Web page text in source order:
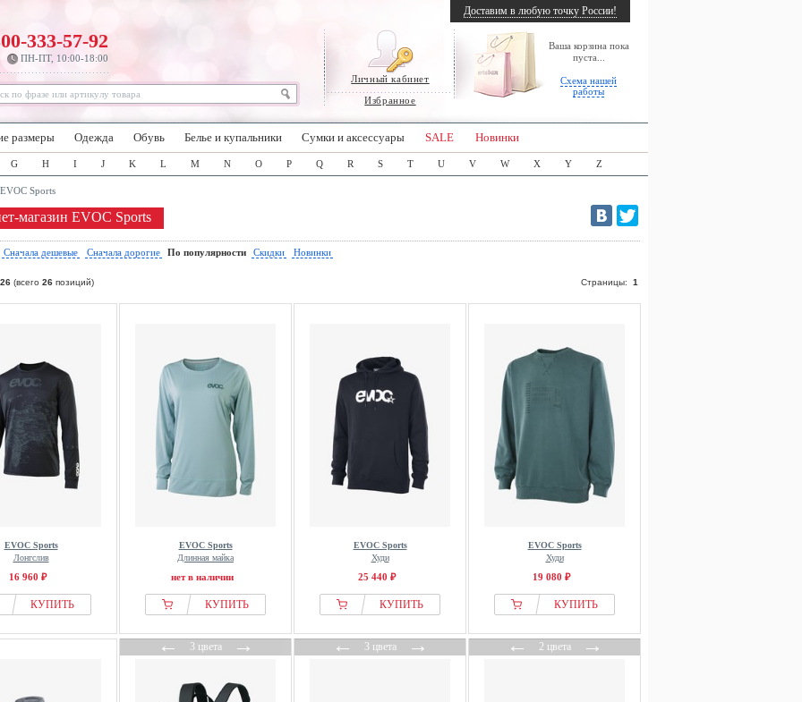
Личный кабинет
Избранное
Ваша корзина пока
пуста...
Схема нашей
работы
333-57-92
ПН-ПТ, 10:00-18:00
Доставим в любую точку России!
размеры Одежда Обувь Белье и купальники Сумки и аксессуары SALE Новинки
G H I J K L M N O P Q R S T U V W X Y Z
EVOC Sports
магазин EVOC Sports
Сначала дешевые Сначала дорогие По популярности Скидки Новинки
26 (всего 26 позиций) Страницы: 1
EVOC Sports
Лонгслив
16 960 ₽
КУПИТЬ
EVOC Sports
Длинная майка
нет в наличии
КУПИТЬ
EVOC Sports
Худи
25 440 ₽
КУПИТЬ
EVOC Sports
Худи
19 080 ₽
КУПИТЬ
←3 цвета→ ←3 цвета→ ←2 цвета→